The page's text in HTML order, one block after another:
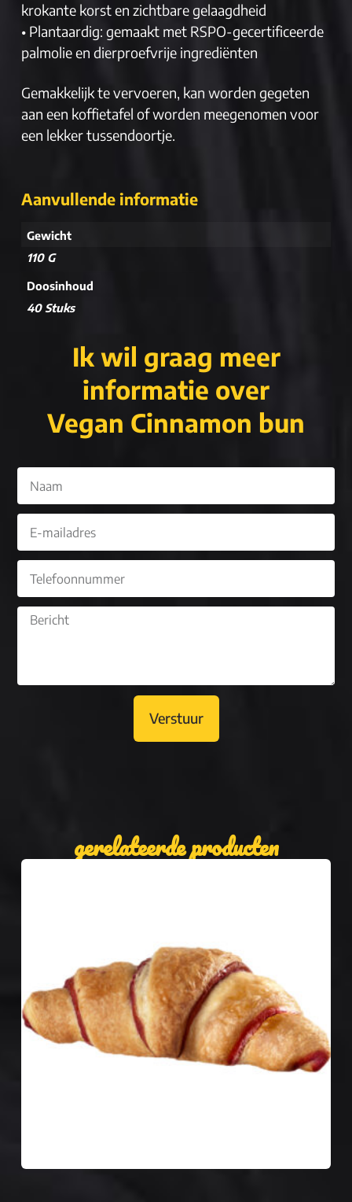
krokante korst en zichtbare gelaagdheid
• Plantaardig: gemaakt met RSPO-gecertificeerde
palmolie en dierproefvrije ingrediënten
Gemakkelijk te vervoeren, kan worden gegeten
aan een koffietafel of worden meegenomen voor
een lekker tussendoortje.
Aanvullende informatie
Gewicht
110 G
Doosinhoud
40 Stuks
Ik wil graag meer
informatie over
Vegan Cinnamon bun
Verstuur
gerelateerde producten